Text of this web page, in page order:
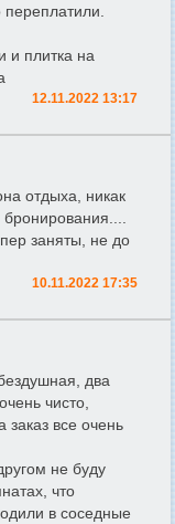
и плитка на
12.11.2022 13:17
отдыха, никак
заняты, не до
10.11.2022 17:35
два
чисто,
все очень
не буду
что
в соседные